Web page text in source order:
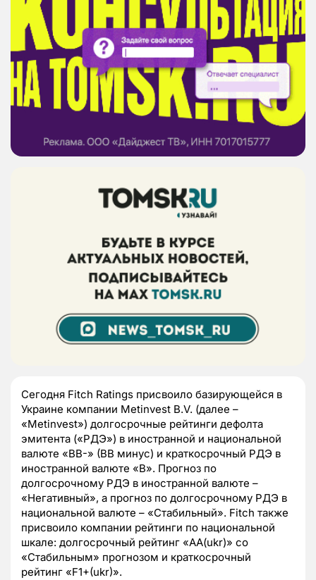
Сегодня Fitch Ratings присвоило базирующейся в
Украине компании Metinvest B.V. (далее –
«Metinvest») долгосрочные рейтинги дефолта
эмитента («РДЭ») в иностранной и национальной
валюте «BB-» (BB минус) и краткосрочный РДЭ в
иностранной валюте «B». Прогноз по
долгосрочному РДЭ в иностранной валюте –
«Негативный», а прогноз по долгосрочному РДЭ в
национальной валюте – «Стабильный». Fitch также
присвоило компании рейтинги по национальной
шкале: долгосрочный рейтинг «AA(ukr)» со
«Стабильным» прогнозом и краткосрочный
рейтинг «F1+(ukr)».